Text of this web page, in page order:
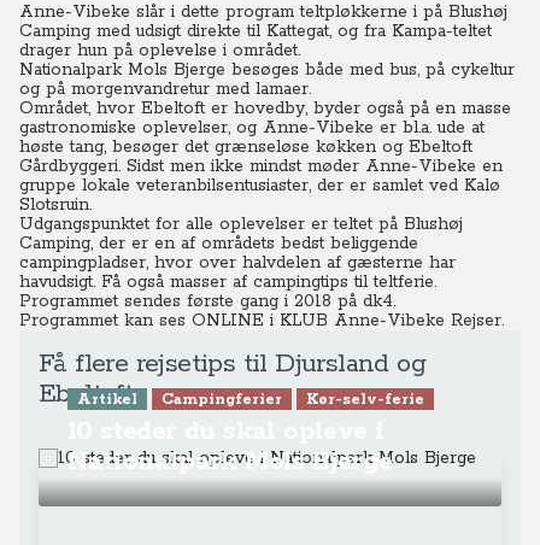
Anne-Vibeke slår i dette program teltpløkkerne i på Blushøj
Camping med udsigt direkte til Kattegat, og fra Kampa-teltet
drager hun på oplevelse i området.
Nationalpark Mols Bjerge besøges både med bus, på cykeltur
og på morgenvandretur med lamaer.
Området, hvor Ebeltoft er hovedby, byder også på en masse
gastronomiske oplevelser, og Anne-Vibeke er bl.a. ude at
høste tang, besøger det grænseløse køkken og Ebeltoft
Gårdbyggeri. Sidst men ikke mindst møder Anne-Vibeke en
gruppe lokale veteranbilsentusiaster, der er samlet ved Kalø
Slotsruin.
Udgangspunktet for alle oplevelser er teltet på Blushøj
Camping, der er en af områdets bedst beliggende
campingpladser, hvor over halvdelen af gæsterne har
havudsigt. Få også masser af campingtips til teltferie.
Programmet sendes første gang i 2018 på dk4.
Programmet kan ses ONLINEi KLUB Anne-Vibeke Rejser.
Få flere rejsetips til Djursland og
Ebeltoft
Artikel Campingferier Kør-selv-ferie
Nationalpark Mols Bjerge